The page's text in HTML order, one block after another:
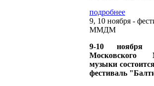
подробнее
9, 10 ноября -
ММДМ
9-10 ноября
Московского
музыки
фестиваль